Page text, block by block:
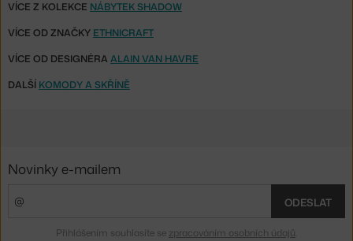
VÍCE Z KOLEKCE NÁBYTEK SHADOW
VÍCE OD ZNAČKY ETHNICRAFT
VÍCE OD DESIGNÉRA ALAIN VAN HAVRE
DALŠÍ KOMODY A SKŘÍNĚ
Novinky e-mailem
ODESLAT
Přihlášením souhlasíte se zpracováním osobních údajů